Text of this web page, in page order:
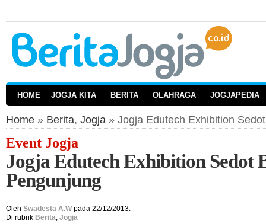
HOME JOGJA KITA BERITA OLAHRAGA JOGJAPEDIA
Home » Berita, Jogja » Jogja Edutech Exhibition
Event Jogja
Jogja Edutech Exhibition Sedot
Pengunjung
Oleh Swadesta A.W pada 22/12/2013.
Di rubrik Berita, Jogja